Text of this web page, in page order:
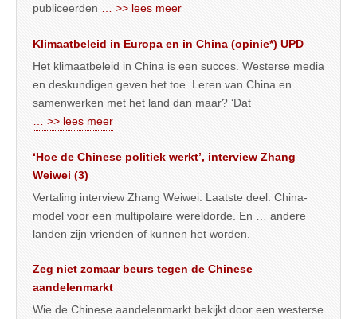
publiceerden
… >> lees meer
Klimaatbeleid in Europa en in China (opinie*) UPD
Het klimaatbeleid in China is een succes. Westerse media
en deskundigen geven het toe. Leren van China en
samenwerken met het land dan maar? ‘Dat
… >> lees meer
‘Hoe de Chinese politiek werkt’, interview Zhang
Weiwei (3)
Vertaling interview Zhang Weiwei. Laatste deel: China-
model voor een multipolaire wereldorde. En … andere
landen zijn vrienden of kunnen het worden.
Zeg niet zomaar beurs tegen de Chinese
aandelenmarkt
Wie de Chinese aandelenmarkt bekijkt door een westerse